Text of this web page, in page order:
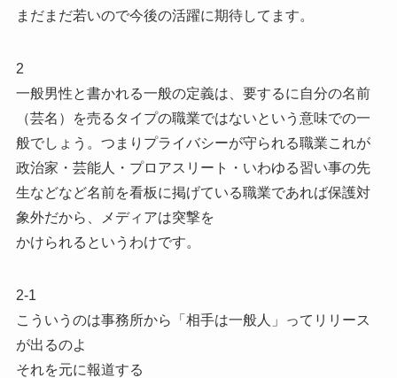
まだまだ若いので今後の活躍に期待してます。
2
一般男性と書かれる一般の定義は、要するに自分の名前
（芸名）を売るタイプの職業ではないという意味での一
般でしょう。つまりプライバシーが守られる職業これが
政治家・芸能人・プロアスリート・いわゆる習い事の先
生などなど名前を看板に掲げている職業であれば保護対
象外だから、メディアは突撃を
かけられるというわけです。
2-1
こういうのは事務所から「相手は一般人」ってリリース
が出るのよ
それを元に報道する